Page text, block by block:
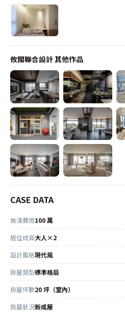
攸關聯合設計其他作品
CASE DATA
裝潢費用100 萬
居住成員大人×2
設計風格現代風
房屋類型標準格局
房屋坪數20 坪（室內）
房屋狀況新成屋